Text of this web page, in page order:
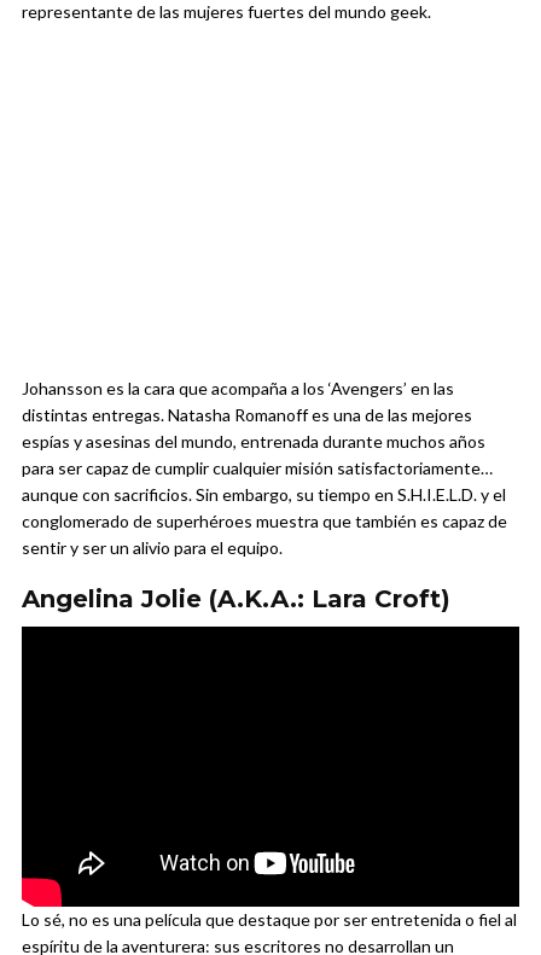
representante de las mujeres fuertes del mundo geek.
Johansson es la cara que acompaña a los ‘Avengers’ en las
distintas entregas. Natasha Romanoff es una de las mejores
espías y asesinas del mundo, entrenada durante muchos años
para ser capaz de cumplir cualquier misión satisfactoriamente…
aunque con sacrificios. Sin embargo, su tiempo en S.H.I.E.L.D. y el
conglomerado de superhéroes muestra que también es capaz de
sentir y ser un alivio para el equipo.
Angelina Jolie (A.K.A.: Lara Croft)
Lo sé, no es una película que destaque por ser entretenida o fiel al
espíritu de la aventurera: sus escritores no desarrollan un